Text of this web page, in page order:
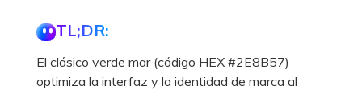
TL;DR:
El clásico verde mar (código HEX #2E8B57)
optimiza la interfaz y la identidad de marca al